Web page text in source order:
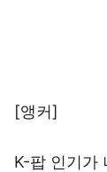
[앵커]
K-팝 인기가